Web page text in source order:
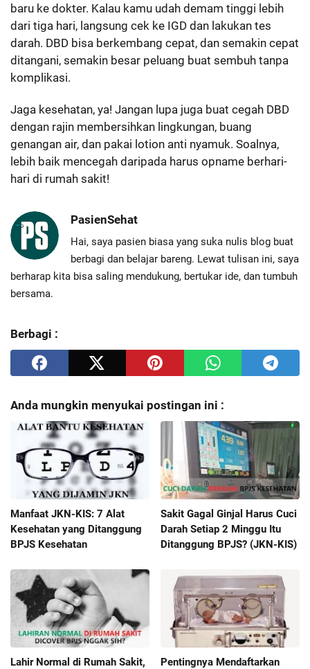
baru ke dokter. Kalau kamu udah demam tinggi lebih
dari tiga hari, langsung cek ke IGD dan lakukan tes
darah. DBD bisa berkembang cepat, dan semakin cepat
ditangani, semakin besar peluang buat sembuh tanpa
komplikasi.
Jaga kesehatan, ya! Jangan lupa juga buat cegah DBD
dengan rajin membersihkan lingkungan, buang
genangan air, dan pakai lotion anti nyamuk. Soalnya,
lebih baik mencegah daripada harus opname berhari-
hari di rumah sakit!
PasienSehat
Hai, saya pasien biasa yang suka nulis blog buat
berbagi dan belajar bareng. Lewat tulisan ini, saya
berharap kita bisa saling mendukung, bertukar ide, dan tumbuh
bersama.
Berbagi :
Anda mungkin menyukai postingan ini :
Manfaat JKN-KIS: 7 Alat
Kesehatan yang Ditanggung
BPJS Kesehatan
Sakit Gagal Ginjal Harus Cuci
Darah Setiap 2 Minggu Itu
Ditanggung BPJS? (JKN-KIS)
Lahir Normal di Rumah Sakit,
Pentingnya Mendaftarkan